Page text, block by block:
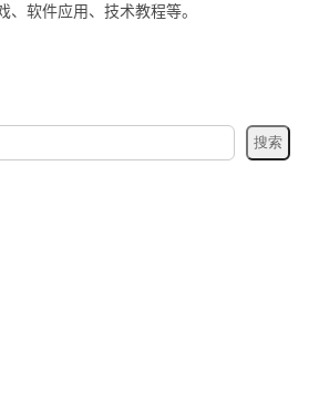
软件应用、技术教程等。